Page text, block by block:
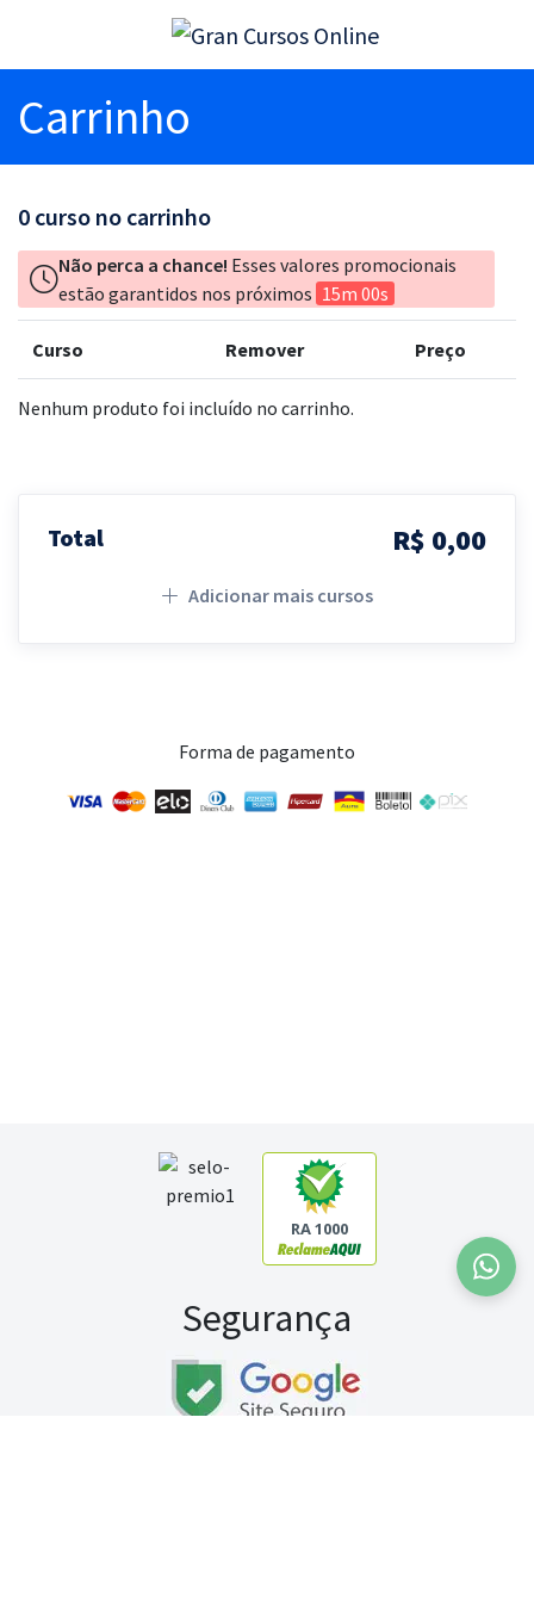
Carrinho
0 curso no carrinho
Não perca a chance! Esses valores promocionais
estão garantidos nos próximos 15m 00s
Curso Remover Preço
Nenhum produto foi incluído no carrinho.
Total R$ 0,00
Adicionar mais cursos
Forma de pagamento
RA 1000
Segurança